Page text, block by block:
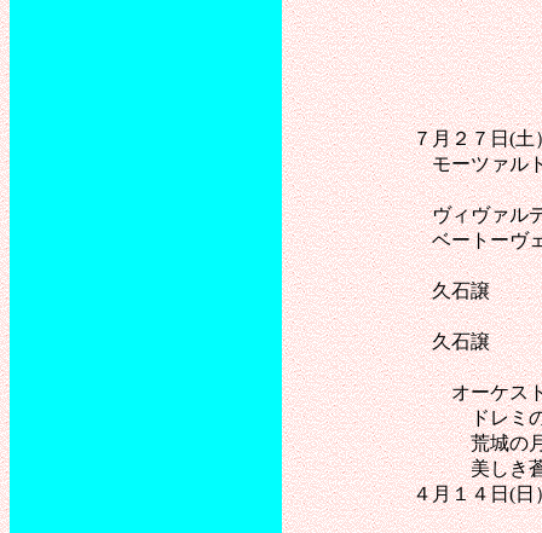
シンコペーティ
クリスマス・イ
クリスマ
(あらの野は
諸人こぞり
７月２７日(土） 鶴嶺
モーツァルト フ
(フルート・ヴ
ヴィヴァルディ
ベートーヴェン ピ
(ピアノ・オーボ
久石譲 「と
(フルート・オー
久石譲 「千と
(フルート・オー
オーケストラと歌
ドレミの歌、われは
荒城の月、浜辺の歌
美しき蒼きドナウ
４月１４日(日） 茅ヶ
(フルート・ヴ